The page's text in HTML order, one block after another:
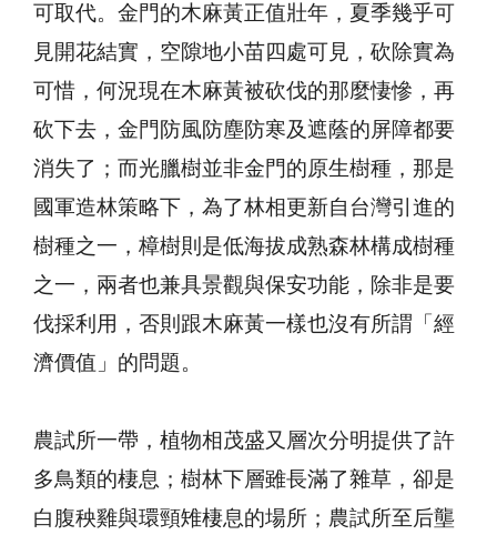
可取代。金門的木麻黃正值壯年，夏季幾乎可
見開花結實，空隙地小苗四處可見，砍除實為
可惜，何況現在木麻黃被砍伐的那麼悽慘，再
砍下去，金門防風防塵防寒及遮蔭的屏障都要
消失了；而光臘樹並非金門的原生樹種，那是
國軍造林策略下，為了林相更新自台灣引進的
樹種之一，樟樹則是低海拔成熟森林構成樹種
之一，兩者也兼具景觀與保安功能，除非是要
伐採利用，否則跟木麻黃一樣也沒有所謂「經
濟價值」的問題。
農試所一帶，植物相茂盛又層次分明提供了許
多鳥類的棲息；樹林下層雖長滿了雜草，卻是
白腹秧雞與環頸雉棲息的場所；農試所至后壟